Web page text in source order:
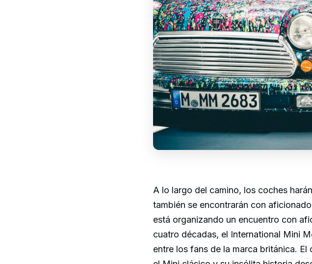
A lo largo del camino, los coches
también se encontrarán con
está organizando un encuentro con
cuatro décadas, el International Mini
entre los fans de la marca británica.